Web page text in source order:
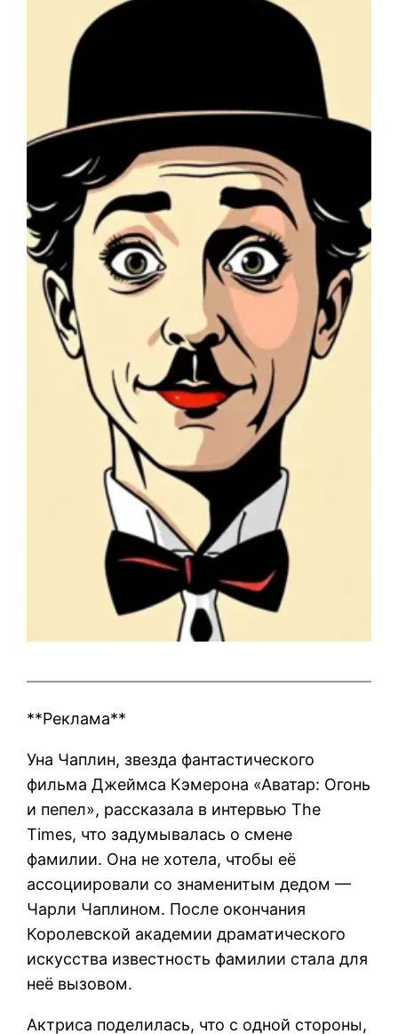
**Реклама**
Уна Чаплин, звезда фантастического
фильма Джеймса Кэмерона «Аватар: Огонь
и пепел», рассказала в интервью The
Times, что задумывалась о смене
фамилии. Она не хотела, чтобы её
ассоциировали со знаменитым дедом —
Чарли Чаплином. После окончания
Королевской академии драматического
искусства известность фамилии стала для
неё вызовом.
Актриса поделилась, что с одной стороны,